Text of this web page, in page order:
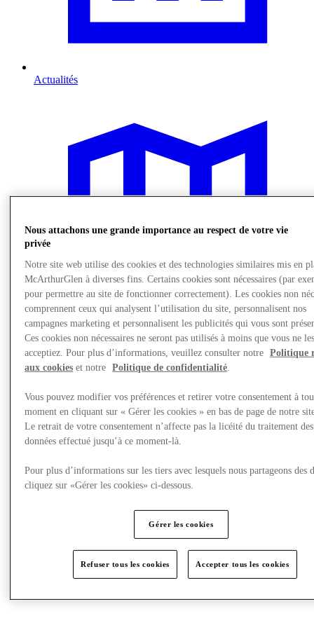
Actualités
Nous rendre visite
Nous attachons une grande importance au respect de votre vie
privée
Notre site web utilise des cookies et des technologies similaires mis en
McArthurGlen à diverses fins. Certains cookies sont nécessaires (par
pour permettre au site de fonctionner correctement). Les cookies non
comprennent ceux qui analysent l’utilisation du site, personnalisent nos
campagnes marketing et personnalisent les publicités qui vous sont
Ces cookies non nécessaires ne seront pas utilisés à moins que vous ne
acceptiez. Pour plus d’informations, veuillez consulter notre
Politique
aux cookies et notre Politique de confidentialité
Vous pouvez modifier vos préférences et retirer votre consentement à
moment en cliquant sur « Gérer les cookies » en bas de page de notre
Le retrait de votre consentement n’affecte pas la licéité du traitement des
données effectué jusqu’à ce moment-là.
Pour plus d’informations sur les tiers avec lesquels nous partageons des
cliquez sur «Gérer les cookies» ci-dessous.
Gérer les cookies
Refuser tous les cookies Accepter tous les cookies